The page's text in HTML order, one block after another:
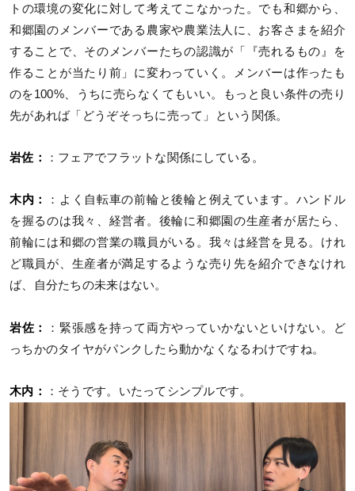
トの環境の変化に対して考えてこなかった。でも和郷から、
和郷園のメンバーである農家や農業法人に、お客さまを紹介
することで、そのメンバーたちの認識が「『売れるもの』を
作ることが当たり前」に変わっていく。メンバーは作ったも
のを100%、うちに売らなくてもいい。もっと良い条件の売り
先があれば「どうぞそっちに売って」という関係。
岩佐： ：フェアでフラットな関係にしている。
木内：
：よく自転車の前輪と後輪と例えています。ハンドル
を握るのは我々、経営者。後輪に和郷園の生産者が居たら、
前輪には和郷の営業の職員がいる。我々は経営を見る。けれ
ど職員が、生産者が満足するような売り先を紹介できなけれ
ば、自分たちの未来はない。
岩佐：
：緊張感を持って両方やっていかないといけない。ど
っちかのタイヤがパンクしたら動かなくなるわけですね。
木内： ：そうです。いたってシンプルです。